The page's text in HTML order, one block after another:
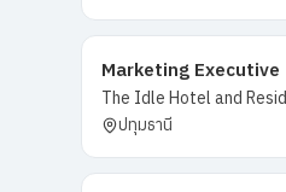
Marketing Executive
The Idle Hotel and
ปทุมธานี